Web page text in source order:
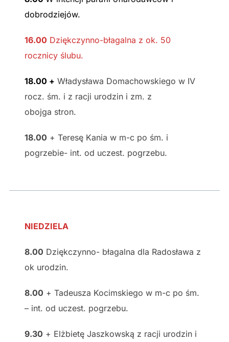
dobrodziejów.
16.00 Dziękczynno-błagalna z ok. 50
rocznicy ślubu.
18.00 + Władysława Domachowskiego w IV
rocz. śm. i z racji urodzin i zm. z
obojga stron.
18.00 + Teresę Kania w m-c po śm. i
pogrzebie- int. od uczest. pogrzebu.
NIEDZIELA
8.00 Dziękczynno- błagalna dla Radosława z
ok urodzin.
8.00 + Tadeusza Kocimskiego w m-c po śm.
– int. od uczest. pogrzebu.
9.30 + Elżbietę Jaszkowską z racji urodzin i